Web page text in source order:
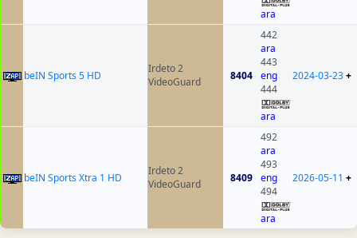
ara
beIN Sports 5 HD
Irdeto 2
VideoGuard
8404
442
ara
443
eng
444
ara
2024-03-23+
beIN Sports Xtra 1 HD
Irdeto 2
VideoGuard
8409
492
ara
493
eng
494
ara
2026-05-11 +